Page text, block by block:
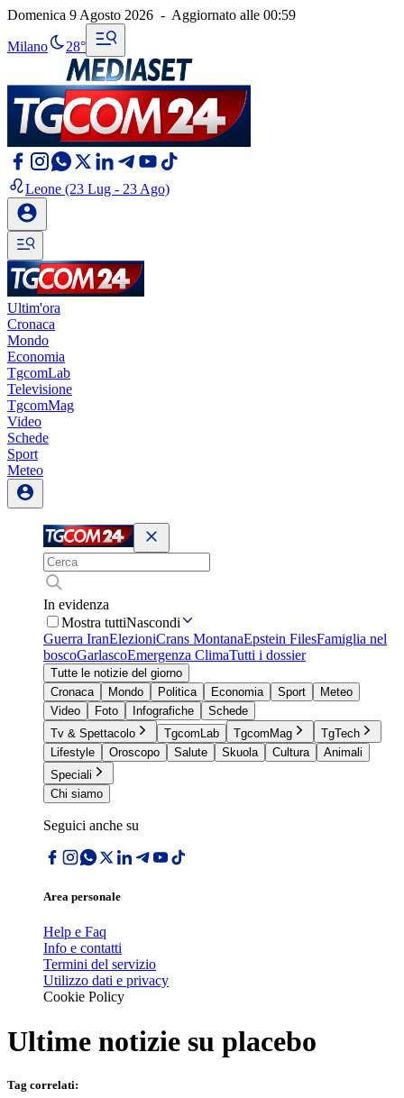
Domenica 9 Agosto 2026 - Aggiornato alle 00:59
Milano 28°
Leone (23 Lug - 23 Ago)
Ultim'ora
Cronaca
Mondo
Economia
TgcomLab
Televisione
TgcomMag
Video
Schede
Sport
Meteo
In evidenza
Mostra tuttiNascondi
Guerra IranElezioniCrans MontanaEpstein FilesFamiglia nel
boscoGarlascoEmergenza ClimaTutti i dossier
Tutte le notizie del giorno
Cronaca
Mondo Politica Economia Sport
Meteo
Video
Foto Infografiche
Schede
Tv & Spettacolo
TgcomLab TgcomMag
TgTech
Lifestyle
Oroscopo Salute Skuola Cultura
Animali
Speciali
Chi siamo
Seguici anche su
Area personale
Help e Faq
Info e contatti
Termini del servizio
Utilizzo dati e privacy
Cookie Policy
Ultime notizie su placebo
Tag correlati: